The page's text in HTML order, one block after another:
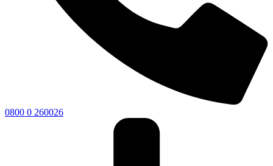
0800 0 260026